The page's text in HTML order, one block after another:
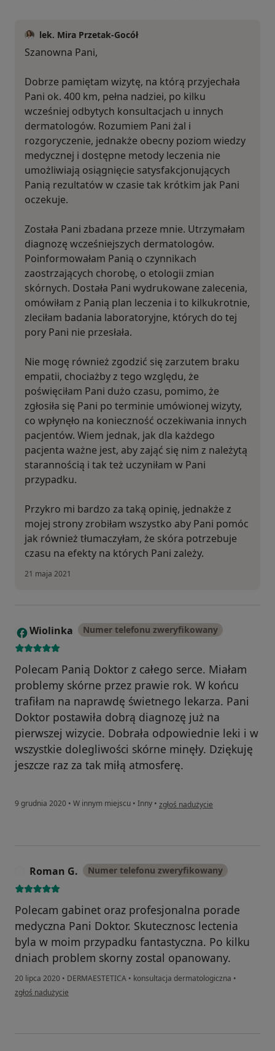
lek. Mira Przetak-Gocół
Szanowna Pani,
Dobrze pamiętam wizytę, na którą przyjechała
Pani ok. 400 km, pełna nadziei, po kilku
wcześniej odbytych konsultacjach u innych
dermatologów. Rozumiem Pani żal i
rozgoryczenie, jednakże obecny poziom wiedzy
medycznej i dostępne metody leczenia nie
umożliwiają osiągnięcie satysfakcjonujących
Panią rezultatów w czasie tak krótkim jak Pani
oczekuje.
Została Pani zbadana przeze mnie. Utrzymałam
diagnozę wcześniejszych dermatologów.
Poinformowałam Panią o czynnikach
zaostrzających chorobę, o etologii zmian
skórnych. Dostała Pani wydrukowane zalecenia,
omówiłam z Panią plan leczenia i to kilkukrotnie,
zleciłam badania laboratoryjne, których do tej
pory Pani nie przesłała.
Nie mogę również zgodzić się zarzutem braku
empatii, chociażby z tego względu, że
poświęciłam Pani dużo czasu, pomimo, że
zgłosiła się Pani po terminie umówionej wizyty,
co wpłynęło na konieczność oczekiwania innych
pacjentów. Wiem jednak, jak dla każdego
pacjenta ważne jest, aby zająć się nim z należytą
starannością i tak też uczyniłam w Pani
przypadku.
Przykro mi bardzo za taką opinię, jednakże z
mojej strony zrobiłam wszystko aby Pani pomóc
jak również tłumaczyłam, że skóra potrzebuje
czasu na efekty na których Pani zależy.
21 maja 2021
W Wiolinka Numer telefonu zweryfikowany
Polecam Panią Doktor z całego serce. Miałam
problemy skórne przez prawie rok. W końcu
trafiłam na naprawdę świetnego lekarza. Pani
Doktor postawiła dobrą diagnozę już na
pierwszej wizycie. Dobrała odpowiednie leki i w
wszystkie dolegliwości skórne minęły. Dziękuję
jeszcze raz za tak miłą atmosferę.
9 grudnia 2020 • W innym miejscu • Inny • w opinii użytkownika Wiolinka
zgłoś nadużycie
Roman G. Numer telefonu zweryfikowany
Polecam gabinet oraz profesjonalna porade
medyczna Pani Doktor. Skutecznosc lectenia
byla w moim przypadku fantastyczna. Po kilku
dniach problem skorny zostal opanowany.
20 lipca 2020 • DERMAESTETICA • konsultacja dermatologiczna •
w opinii użytkownika Roman G.
zgłoś nadużycie